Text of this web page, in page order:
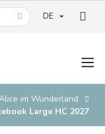
DE
im Wunderland
Large HC 2027